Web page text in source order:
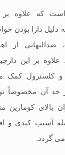
است که علاوه بر
دلیل دارا بودن
ضدالتهابی از
بر این
کلسترول کمک
آن مخصوصاً
بالای کومارین
آسیب کبدی و
می گردد.